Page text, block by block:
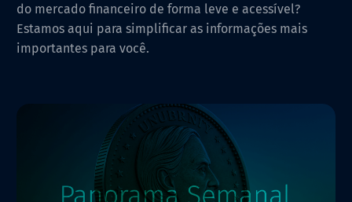
do mercado financeiro de forma leve e acessível?
Estamos aqui para simplificar as informações mais
importantes para você.